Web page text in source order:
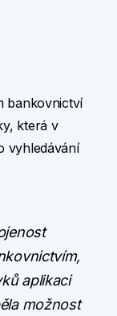
bankovnictví
která v
vyhledávání
aplikaci
možnost